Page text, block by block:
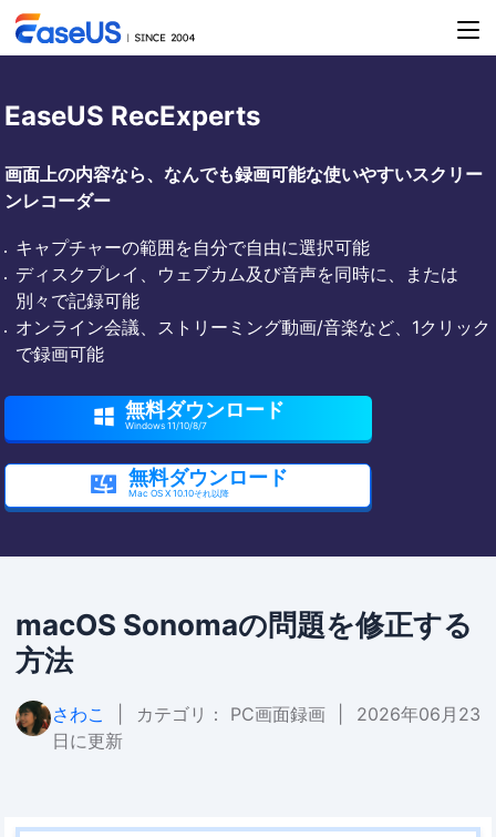
EaseUS RecExperts
画面上の内容なら、なんでも録画可能な使いやすいスクリー
ンレコーダー
キャプチャーの範囲を自分で自由に選択可能
ディスクプレイ、ウェブカム及び音声を同時に、または
別々で記録可能
オンライン会議、ストリーミング動画/音楽など、1クリック
で録画可能
 無料ダウンロード
Windows 11/10/8/7
 無料ダウンロード
Mac OS X 10.10それ以降
macOS Sonomaの問題を修正する
方法
さわこ カテゴリ： PC画面録画
2026年06月23
日に更新